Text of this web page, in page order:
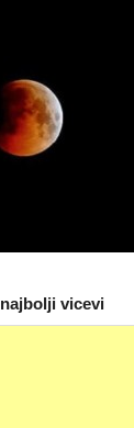
najbolji vicevi